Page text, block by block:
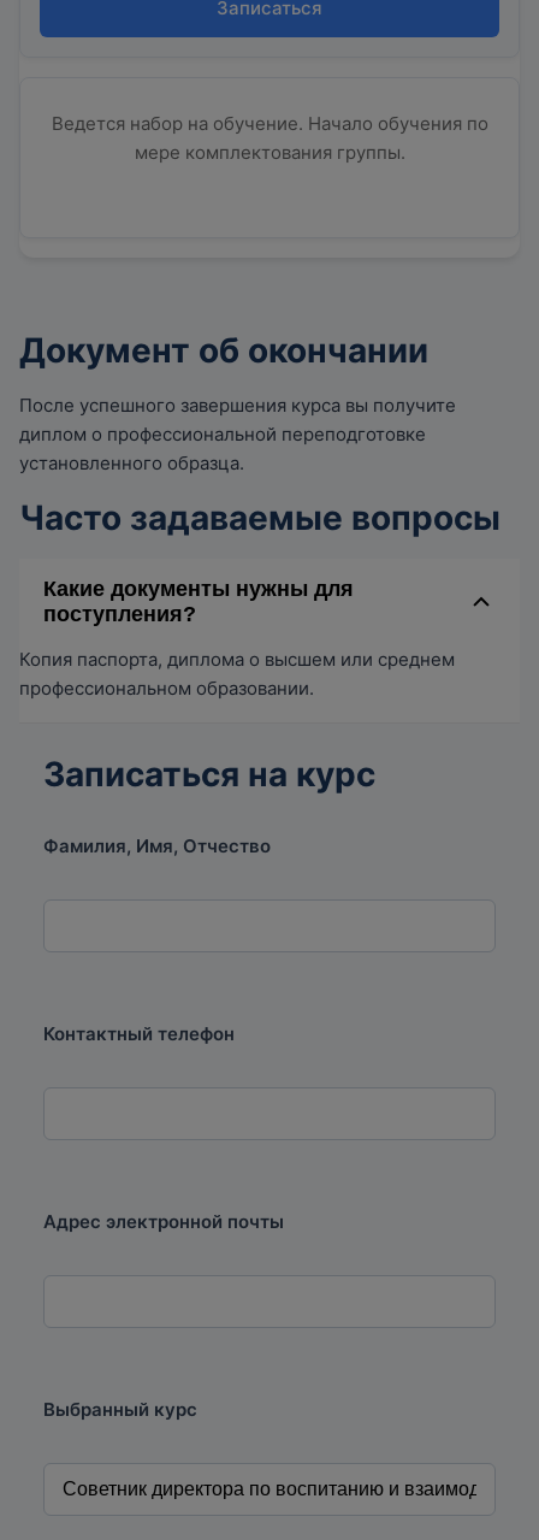
Записаться
Ведется набор на обучение. Начало обучения по
мере комплектования группы.
Документ об окончании
После успешного завершения курса вы получите
диплом о профессиональной переподготовке
установленного образца.
Часто задаваемые вопросы
Какие документы нужны для
поступления?
Копия паспорта, диплома о высшем или среднем
профессиональном образовании.
Записаться на курс
Фамилия, Имя, Отчество
Контактный телефон
Адрес электронной почты
Выбранный курс